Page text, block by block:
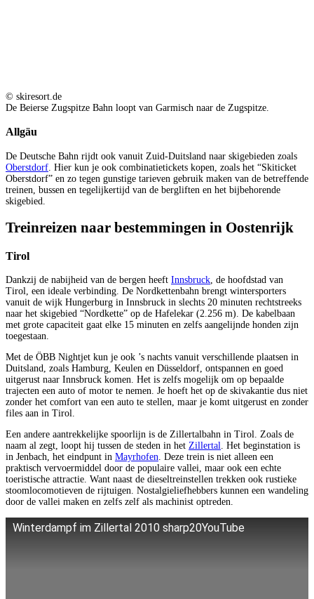
© skiresort.de
De Beierse Zugspitze Bahn loopt van Garmisch naar de Zugspitze.
Allgäu
De Deutsche Bahn rijdt ook vanuit Zuid-Duitsland naar skigebieden zoals
Oberstdorf . Hier kun je ook combinatietickets kopen, zoals het “Skiticket
Oberstdorf” en zo tegen gunstige tarieven gebruik maken van de betreffende
treinen, bussen en tegelijkertijd van de bergliften en het bijbehorende
skigebied.
Treinreizen naar bestemmingen in Oostenrijk
Tirol
Dankzij de nabijheid van de bergen heeft Innsbruck , de hoofdstad van
Tirol, een ideale verbinding. De Nordkettenbahn brengt wintersporters
vanuit de wijk Hungerburg in Innsbruck in slechts 20 minuten rechtstreeks
naar het skigebied “Nordkette” op de Hafelekar (2.256 m). De kabelbaan
met grote capaciteit gaat elke 15 minuten en zelfs aangelijnde honden zijn
toegestaan.
Met de ÖBB Nightjet kun je ook ’s nachts vanuit verschillende plaatsen in
Duitsland, zoals Hamburg, Keulen en Düsseldorf, ontspannen en goed
uitgerust naar Innsbruck komen. Het is zelfs mogelijk om op bepaalde
trajecten een auto of motor te nemen. Je hoeft het op de skivakantie dus niet
zonder het comfort van een auto te stellen, maar je komt uitgerust en zonder
files aan in Tirol.
Een andere aantrekkelijke spoorlijn is de Zillertalbahn in Tirol. Zoals de
naam al zegt, loopt hij tussen de steden in het Zillertal
. Het beginstation is
in Jenbach, het eindpunt in Mayrhofen . Deze trein is niet alleen een
praktisch vervoermiddel door de populaire vallei, maar ook een echte
toeristische attractie. Want naast de dieseltreinstellen trekken ook rustieke
stoomlocomotieven de rijtuigen. Nostalgieliefhebbers kunnen een wandeling
door de vallei maken en zelfs zelf als machinist optreden.
Winterdampf im Zillertal 2010 sharp20YouTube